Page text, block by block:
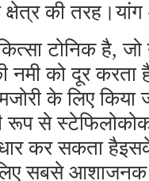
की
टोनिक है,
नमी को दूर
के लिए
रूप से
कर सकता
सबसे आशाजनक